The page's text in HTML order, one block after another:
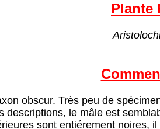
Plante
obscur. Très peu de
descriptions, le mâle est
sont entiérement noires,